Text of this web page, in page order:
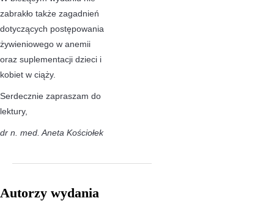
zabrakło także zagadnień
dotyczących postępowania
żywieniowego w anemii
oraz suplementacji dzieci i
kobiet w ciąży.
Serdecznie zapraszam do
lektury,
dr n. med. Aneta Kościołek
Autorzy wydania